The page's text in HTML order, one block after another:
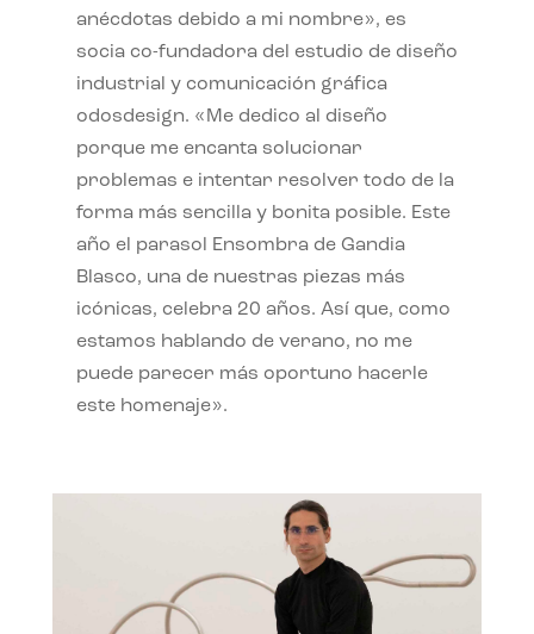
anécdotas debido a mi nombre», es
socia co-fundadora del estudio de diseño
industrial y comunicación gráfica
odosdesign. «Me dedico al diseño
porque me encanta solucionar
problemas e intentar resolver todo de la
forma más sencilla y bonita posible. Este
año el parasol Ensombra de Gandia
Blasco, una de nuestras piezas más
icónicas, celebra 20 años. Así que, como
estamos hablando de verano, no me
puede parecer más oportuno hacerle
este homenaje».